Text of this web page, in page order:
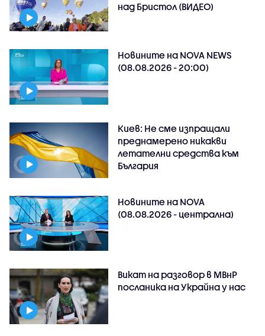
над Бристол (ВИДЕО)
Новините на NOVA NEWS
(08.08.2026 - 20:00)
Киев: Не сме изпращали
преднамерено никакви
летателни средства към
България
Новините на NOVA
(08.08.2026 - централна)
Викат на разговор в МВнР
посланика на Украйна у нас